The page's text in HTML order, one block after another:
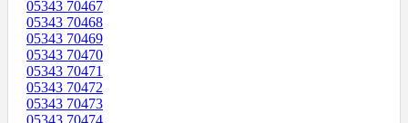
05343 70467
05343 70468
05343 70469
05343 70470
05343 70471
05343 70472
05343 70473
05343 70474